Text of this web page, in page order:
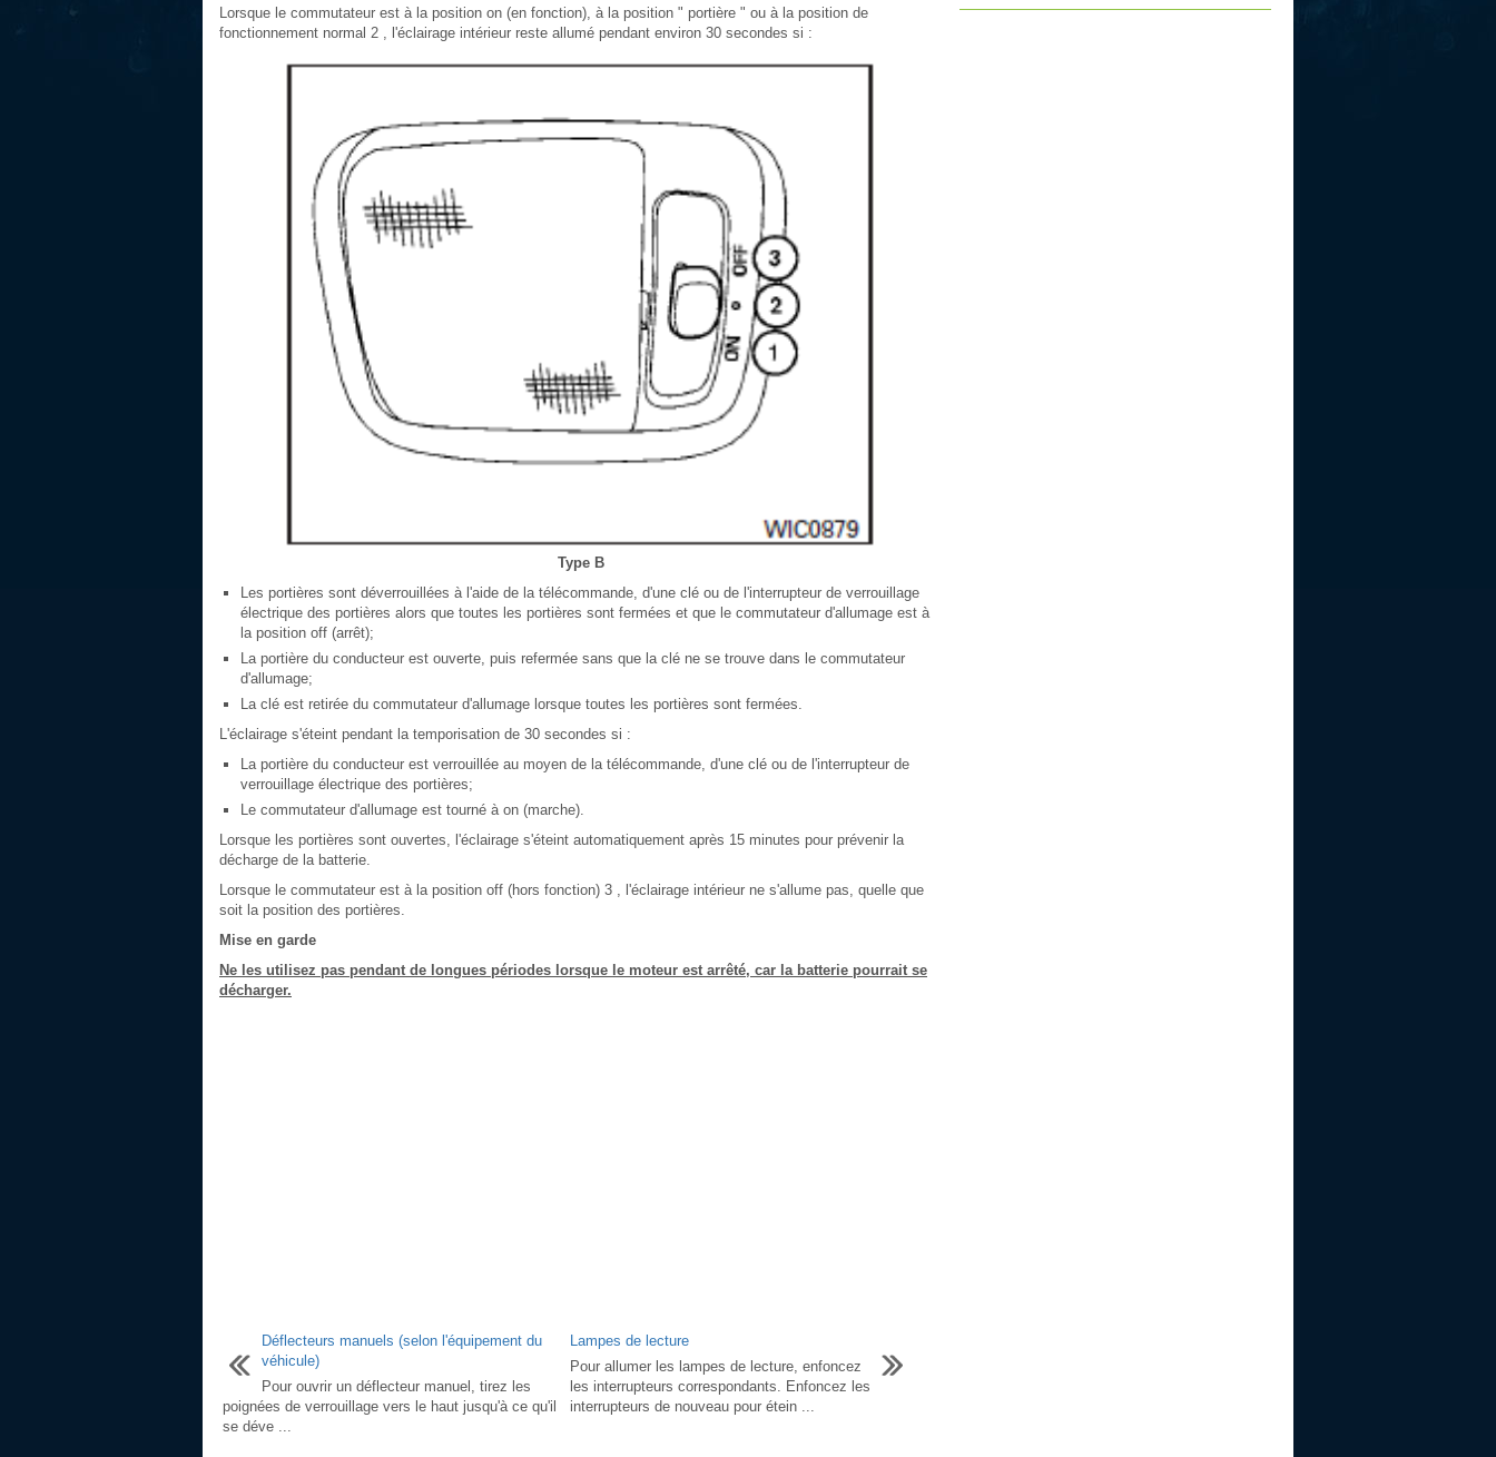
Lorsque le commutateur est à la position on (en fonction), à la position " portière " ou à la position de
fonctionnement normal 2 , l'éclairage intérieur reste allumé pendant environ 30 secondes si :
Type B
Les portières sont déverrouillées à l'aide de la télécommande, d'une clé ou de l'interrupteur de verrouillage
électrique des portières alors que toutes les portières sont fermées et que le commutateur d'allumage est à
la position off (arrêt);
La portière du conducteur est ouverte, puis refermée sans que la clé ne se trouve dans le commutateur
d'allumage;
La clé est retirée du commutateur d'allumage lorsque toutes les portières sont fermées.
L'éclairage s'éteint pendant la temporisation de 30 secondes si :
La portière du conducteur est verrouillée au moyen de la télécommande, d'une clé ou de l'interrupteur de
verrouillage électrique des portières;
Le commutateur d'allumage est tourné à on (marche).
Lorsque les portières sont ouvertes, l'éclairage s'éteint automatiquement après 15 minutes pour prévenir la
décharge de la batterie.
Lorsque le commutateur est à la position off (hors fonction) 3 , l'éclairage intérieur ne s'allume pas, quelle que
soit la position des portières.
Mise en garde
Ne les utilisez pas pendant de longues périodes lorsque le moteur est arrêté, car la batterie pourrait se
décharger.
Déflecteurs manuels (selon l'équipement du
véhicule)
Pour ouvrir un déflecteur manuel, tirez les
poignées de verrouillage vers le haut jusqu'à ce qu'il
se déve ...
Lampes de lecture
Pour allumer les lampes de lecture, enfoncez
les interrupteurs correspondants. Enfoncez les
interrupteurs de nouveau pour étein ...